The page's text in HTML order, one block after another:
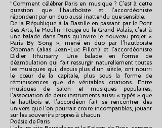
"Comment célébrer Paris en musique ? C’est à cette
question que l’hautboïste et l’accordéoniste
répondent par un duo aussi inattendu que sensible.
De la République à la Bastille en passant par le Pont
des Arts, le Moulin-Rouge ou le Grand Palais, c’est à
une balade dans Paris qu’invite le nouveau projet «
Paris By Song », mené en duo par l’hautboïste
Oboman (alias Jean-Luc Fillon) et l’accordéoniste
Didier Ithursarry. Une balade en forme de
déambulation qui fait ressurgir naturellement toutes
les musiques qui, depuis plus d’un siècle, ont nourri
le cœur de la capitale, plus sous la forme de
réminiscences que de véritables citations. Entre
musiques de salon et musiques populaires,
l’association de deux instruments aussi « typés » que
le hautbois et l’accordéon fait se rencontrer des
univers que l’on pourrait croire incompatibles, jouant
sur les souvenirs propres à chacun.
Poésie de Paris